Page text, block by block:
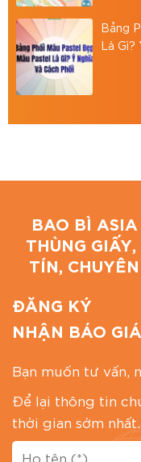
Website: https://
Bảng
Là Gì?
BAO BÌ
THÙNG
TÍN,
ĐĂNG KÝ
NHẬN BÁO GIÁ
Bạn muốn tư vấn,
Để lại thông tin
thời gian sớm nhất.